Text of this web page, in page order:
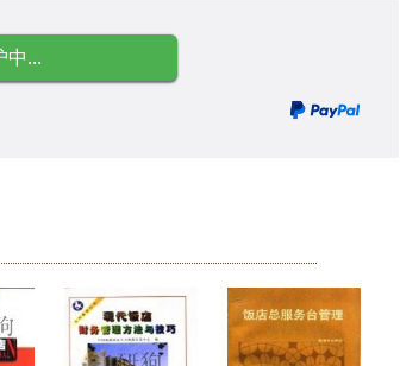
中...